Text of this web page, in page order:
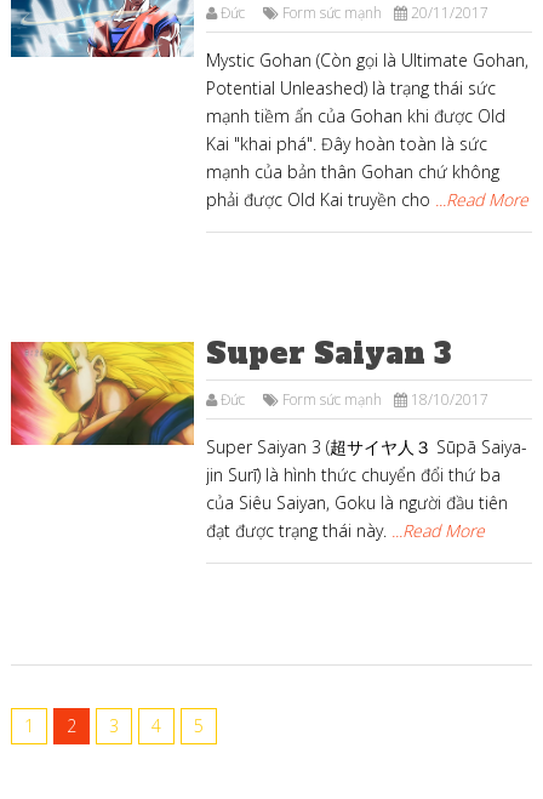
Đức Form sức mạnh 20/11/2017
Mystic Gohan (Còn gọi là Ultimate Gohan,
Potential Unleashed) là trạng thái sức
mạnh tiềm ẩn của Gohan khi được Old
Kai "khai phá". Đây hoàn toàn là sức
mạnh của bản thân Gohan chứ không
phải được Old Kai truyền cho ...Read More
Super Saiyan 3
Đức Form sức mạnh 18/10/2017
Super Saiyan 3 (超サイヤ人３ Sūpā Saiya-
jin Surī) là hình thức chuyển đổi thứ ba
của Siêu Saiyan, Goku là người đầu tiên
đạt được trạng thái này. ...Read More
1 2 3 4 5